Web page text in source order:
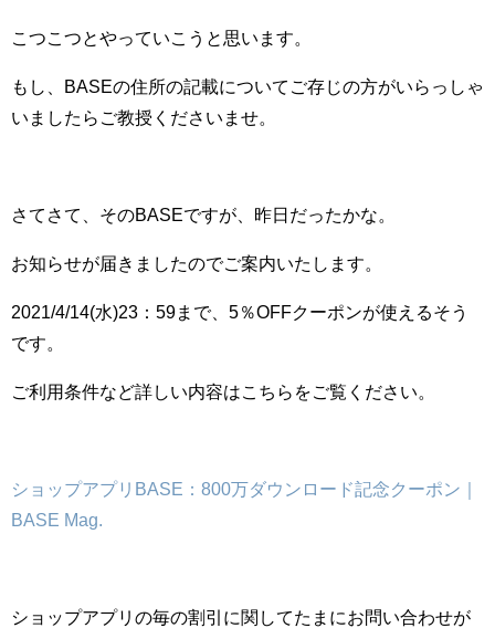
こつこつとやっていこうと思います。
もし、BASEの住所の記載についてご存じの方がいらっしゃ
いましたらご教授くださいませ。
さてさて、そのBASEですが、昨日だったかな。
お知らせが届きましたのでご案内いたします。
2021/4/14(水)23：59まで、5％OFFクーポンが使えるそう
です。
ご利用条件など詳しい内容はこちらをご覧ください。
ショップアプリBASE：800万ダウンロード記念クーポン｜
BASE Mag.
ショップアプリの毎の割引に関してたまにお問い合わせが